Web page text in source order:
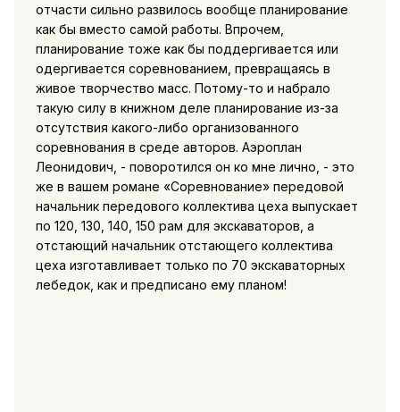
отчасти сильно развилось вообще планирование
как бы вместо самой работы. Впрочем,
планирование тоже как бы поддергивается или
одергивается соревнованием, превращаясь в
живое творчество масс. Потому-то и набрало
такую силу в книжном деле планирование из-за
отсутствия какого-либо организованного
соревнования в среде авторов. Аэроплан
Леонидович, - поворотился он ко мне лично, - это
же в вашем романе «Соревнование» передовой
начальник передового коллектива цеха выпускает
по 120, 130, 140, 150 рам для экскаваторов, а
отстающий начальник отстающего коллектива
цеха изготавливает только по 70 экскаваторных
лебедок, как и предписано ему планом!